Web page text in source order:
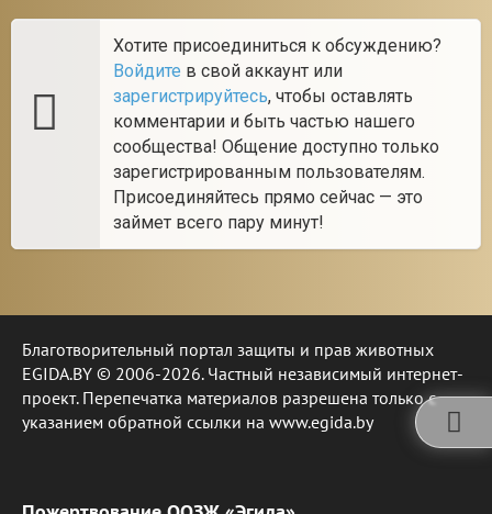
Хотите присоединиться к обсуждению?
Войдите в свой аккаунт или
зарегистрируйтесь, чтобы оставлять
комментарии и быть частью нашего
сообщества! Общение доступно только
зарегистрированным пользователям.
Присоединяйтесь прямо сейчас — это
займет всего пару минут!
Благотворительный портал защиты и прав животных
EGIDA.BY © 2006-2026. Частный независимый интернет-
проект. Перепечатка материалов разрешена только с
указанием обратной ссылки на www.egida.by